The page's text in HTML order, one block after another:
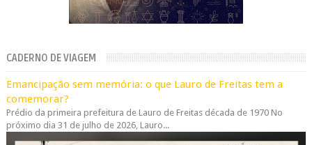
CADERNO DE VIAGEM
Emancipação sem memória: o que Lauro de Freitas tem a
comemorar?
Prédio da primeira prefeitura de Lauro de Freitas década de 1970 No
próximo dia 31 de julho de 2026, Lauro...